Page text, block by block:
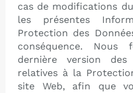
cas de modifications
les présentes
Protection des
conséquence. Nous
dernière version des
relatives à la
site Web, afin que